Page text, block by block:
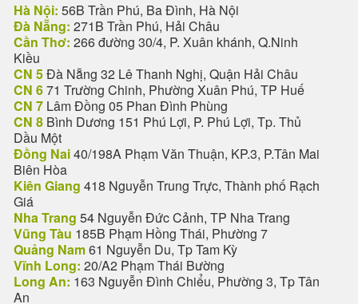
Hà Nội: 56B Trần Phú, Ba Đình, Hà Nội
Đà Nẵng: 271B Trần Phú, Hải Châu
Cần Thơ: 266 đường 30/4, P. Xuân khánh, Q.Ninh
Kiều
CN 5Đà Nẵng 32 Lê Thanh Nghị, Quận Hải Châu
CN 671 Trường Chinh, Phường Xuân Phú, TP Huế
CN 7 Lâm Đồng 05 Phan Đình Phùng
CN 8 Bình Dương 151 Phú Lợi, P. Phú Lợi, Tp. Thủ
Dầu Một
Đồng Nai40/198A Phạm Văn Thuận, KP.3, P.Tân Mai
Biên Hòa
Kiên Giang 418 Nguyễn Trung Trực, Thành phố Rạch
Giá
Nha Trang 54 Nguyễn Đức Cảnh, TP Nha Trang
Vũng Tàu 185B Phạm Hồng Thái, Phường 7
Quảng Nam61 Nguyễn Du, Tp Tam Kỳ
Vĩnh Long: 20/A2 Phạm Thái Bường
Long An: 163 Nguyễn Đình Chiểu, Phường 3, Tp Tân
An